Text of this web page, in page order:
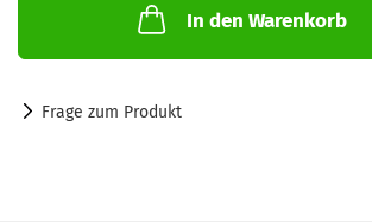
In den Warenkorb
Frage zum Produkt